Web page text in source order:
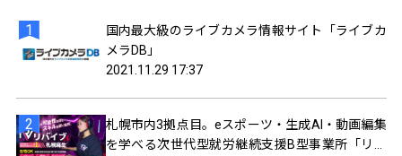
国内最大級のライブカメラ情報サイト「ライブカ
メラDB」
2021.11.29 17:37
札幌市内3拠点目。eスポーツ・生成AI・動画編集
を学べる次世代型就労継続支援B型事業所「リバ